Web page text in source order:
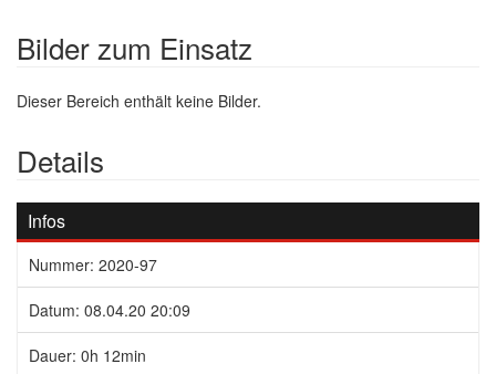
Bilder zum Einsatz
Dieser Bereich enthält keine Bilder.
Details
Infos
Nummer: 2020-97
Datum: 08.04.20 20:09
Dauer: 0h 12min